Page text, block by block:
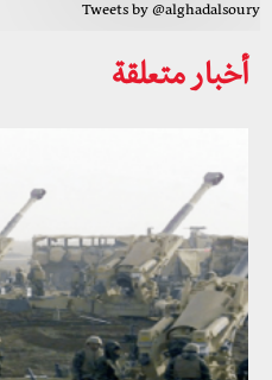
Tweets by @alghadalsoury
أخبار متعلقة